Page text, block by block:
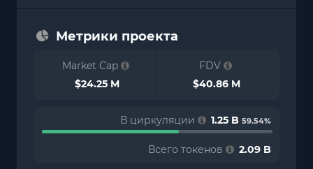
Метрики проекта
Market Cap
$24.25 M
FDV
$40.86 M
В циркуляции 1.25 B 59.54%
Всего токенов 2.09 B